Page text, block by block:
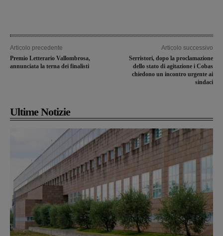
Articolo precedente
Premio Letterario Vallombrosa,
annunciata la terna dei finalisti
Articolo successivo
Serristori, dopo la proclamazione
dello stato di agitazione i Cobas
chiedono un incontro urgente ai
sindaci
Ultime Notizie